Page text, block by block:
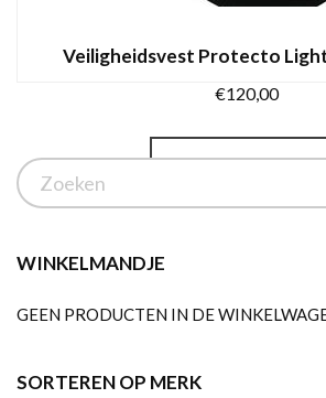
Veiligheidsvest Protecto
€120,00
OPTIES SELECTEREN
WINKELMANDJE
GEEN PRODUCTEN IN DE
SORTEREN OP MERK